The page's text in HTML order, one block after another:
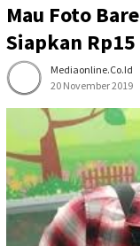
Mau Foto
Siapkan
Mediaonline.co.id
20 November 2019